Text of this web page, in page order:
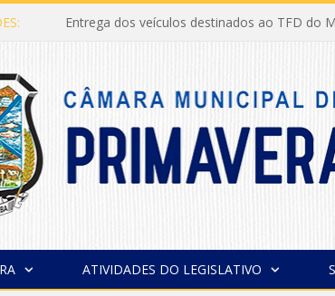
Entrega dos veículos destinados ao TFD do
ATIVIDADES DO LEGISLATIVO